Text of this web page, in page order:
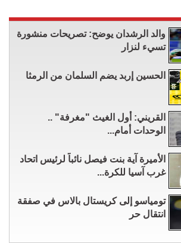
والد الرشدان يوضح: تصريحات منشورة
تسيء لنزار
الحسين إربد يضم السلمان من الرمثا
القريني: أول الغيث "مغرفة" ..
الوحدات أمام...
الأميرة آية بنت فيصل نائباً لرئيس اتحاد
غرب آسيا للكرة...
تومياسو إلى كريستال بالاس في صفقة
انتقال حر